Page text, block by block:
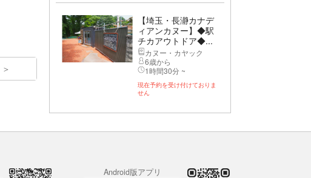
【埼玉・長瀞カナデ
ィアンカヌー】◆駅
チカアウトドア◆...
カヌー・カヤック
6歳から
1時間30分 ~
現在予約を受け付けておりま
せん
Android版アプリ